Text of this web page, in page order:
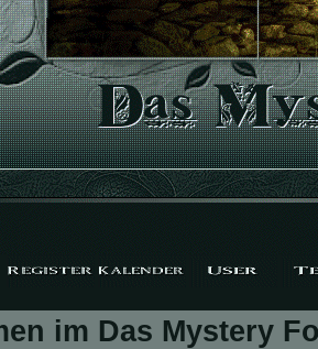
im Das Mystery